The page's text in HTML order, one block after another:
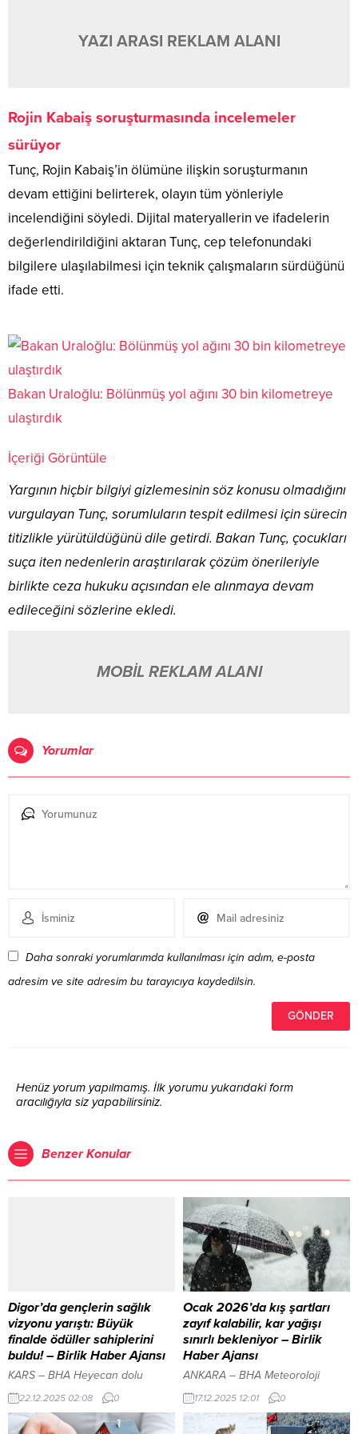
YAZI ARASI REKLAM ALANI
Rojin Kabaiş soruşturmasında incelemeler
sürüyor
Tunç, Rojin Kabaiş’in ölümüne ilişkin soruşturmanın
devam ettiğini belirterek, olayın tüm yönleriyle
incelendiğini söyledi. Dijital materyallerin ve ifadelerin
değerlendirildiğini aktaran Tunç, cep telefonundaki
bilgilere ulaşılabilmesi için teknik çalışmaların sürdüğünü
ifade etti.
Bakan Uraloğlu: Bölünmüş yol ağını 30 bin kilometreye
ulaştırdık
İçeriği Görüntüle
Yargının hiçbir bilgiyi gizlemesinin söz konusu olmadığını
vurgulayan Tunç, sorumluların tespit edilmesi için sürecin
titizlikle yürütüldüğünü dile getirdi. Bakan Tunç, çocukları
suça iten nedenlerin araştırılarak çözüm önerileriyle
birlikte ceza hukuku açısından ele alınmaya devam
edileceğini sözlerine ekledi.
MOBİL REKLAM ALANI
Yorumlar
Daha sonraki yorumlarımda kullanılması için adım, e-posta
adresim ve site adresim bu tarayıcıya kaydedilsin.
Henüz yorum yapılmamış. İlk yorumu yukarıdaki form
aracılığıyla siz yapabilirsiniz.
Benzer Konular
Digor’da gençlerin sağlık
vizyonu yarıştı: Büyük
finalde ödüller sahiplerini
buldu! – Birlik Haber Ajansı
KARS – BHA Heyecan dolu
anların yaşandığı programda,
Digor Kaymakamı Ahmed Tayyib
Kahraman gençlerin kürsü
22.12.2025 02:08 0
Ocak 2026’da kış şartları
zayıf kalabilir, kar yağışı
sınırlı bekleniyor – Birlik
Haber Ajansı
ANKARA – BHA Meteoroloji
Genel Müdürlüğü (MGM)
verilerinden derlenen bilgilere
göre, 2025-2026 kış sezonunun
17.12.2025 12:01 0